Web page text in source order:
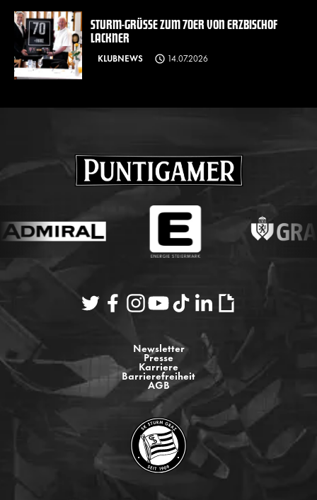
STURM-GRÜSSE ZUM 70ER VON ERZBISCHOF L
ACKNER
KLUBNEWS 14.07.2026
Newsletter
Presse
Karriere
Barrierefreiheit
AGB